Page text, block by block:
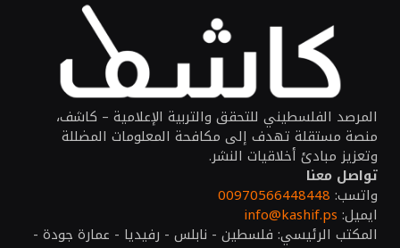
المرصد الفلسطيني للتحقق والتربية الإعلامية – كاشف،
منصة مستقلة تهدف إلى مكافحة المعلومات المضللة
وتعزيز مبادئ أخلاقيات النشر.
تواصل معنا
واتسب: 00970566448448
ايميل: info@kashif.ps
المكتب الرئيسي: فلسطين - نابلس - رفيديا - عمارة جودة -